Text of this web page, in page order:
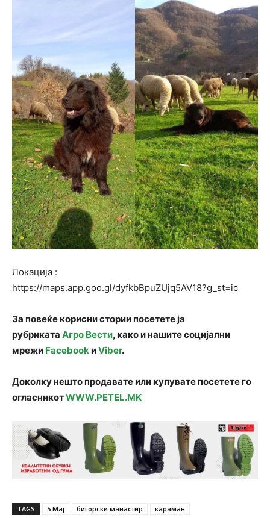
Локација :
https://maps.app.goo.gl/dyfkbBpuZUjq5AV18?g_st=ic
За повеќе корисни стории посетете ја
рубриката Агро Вести, како и нашите социјални
мрежи FacebookиViber.
Доколку нешто продавате или купувате посетете го
огласникотWWW.PETEL.MK
TAGS 5 Мај бигорски манастир
караман